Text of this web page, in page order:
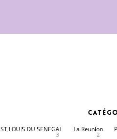
ST LOUIS DU SENEGAL
3
La Reunion
2